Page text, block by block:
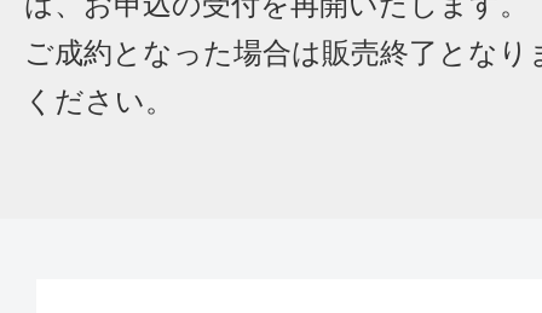
ご成約となった場合は販売終了となり
ください。